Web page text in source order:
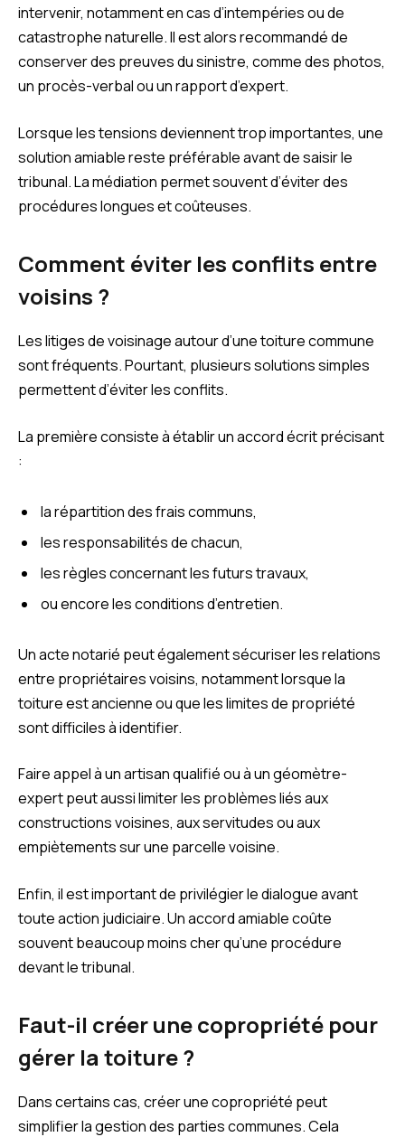
intervenir, notamment en cas d’intempéries ou de
catastrophe naturelle. Il est alors recommandé de
conserver des preuves du sinistre, comme des photos,
un procès-verbal ou un rapport d’expert.
Lorsque les tensions deviennent trop importantes, une
solution amiable reste préférable avant de saisir le
tribunal. La médiation permet souvent d’éviter des
procédures longues et coûteuses.
Comment éviter les conflits entre
voisins ?
Les litiges de voisinage autour d’une toiture commune
sont fréquents. Pourtant, plusieurs solutions simples
permettent d’éviter les conflits.
La première consiste à établir un accord écrit précisant
:
la répartition des frais communs,
les responsabilités de chacun,
les règles concernant les futurs travaux,
ou encore les conditions d’entretien.
Un acte notarié peut également sécuriser les relations
entre propriétaires voisins, notamment lorsque la
toiture est ancienne ou que les limites de propriété
sont difficiles à identifier.
Faire appel à un artisan qualifié ou à un géomètre-
expert peut aussi limiter les problèmes liés aux
constructions voisines, aux servitudes ou aux
empiètements sur une parcelle voisine.
Enfin, il est important de privilégier le dialogue avant
toute action judiciaire. Un accord amiable coûte
souvent beaucoup moins cher qu’une procédure
devant le tribunal.
Faut-il créer une copropriété pour
gérer la toiture ?
Dans certains cas, créer une copropriété peut
simplifier la gestion des parties communes. Cela